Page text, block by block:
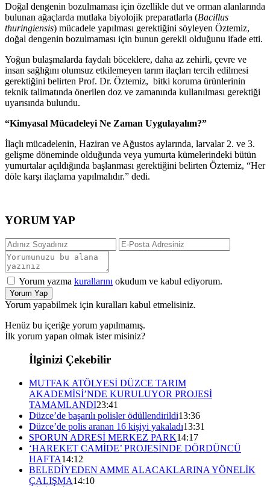
Doğal dengenin bozulmaması için özellikle dut ve orman alanlarında
bulunan ağaçlarda mutlaka biyolojik preparatlarla (Bacillus
thuringiensis) mücadele yapılması gerektiğini söyleyen Öztemiz,
doğal dengenin bozulmaması için bunun gerekli olduğunu ifade etti.
Yoğun bulaşmalarda faydalı böceklere, daha az zehirli, çevre ve
insan sağlığını olumsuz etkilemeyen tarım ilaçları tercih edilmesi
gerektiğini belirten Prof. Dr. Öztemiz, bitki koruma ürünlerinin
teknik talimatında önerilen doz ve zamanında kullanılması gerektiği
uyarısında bulundu.
“Kimyasal Mücadeleyi Ne Zaman Uygulayalım?”
İlaçlı mücadelenin, Haziran ve Ağustos aylarında, larvalar 2. ve 3.
gelişme döneminde olduğunda veya yumurta kümelerindeki bütün
yumurtalar açıldığında başlanması gerektiğini belirten Öztemiz, “Her
döle karşı ilaçlama yapılmalıdır.” dedi.
YORUM YAP
Yorum yazma kurallarını okudum ve kabul ediyorum.
Yorum Yap
Yorum yapabilmek için kuralları kabul etmelisiniz.
Henüz bu içeriğe yorum yapılmamış.
İlk yorum yapan olmak ister misiniz?
İlginizi Çekebilir
MUTFAK ATÖLYESİ DÜZCE TARIM
AKADEMİSİ’NDE KURULUYOR PROJESİ
TAMAMLANDI23:41
Düzce’de başarılı polisler ödüllendirildi13:36
Düzce’de polis aranan 16 kişiyi yakaladı13:31
SPORUN ADRESİ MERKEZ PARK14:17
‘HAREKET CAMİDE’ PROJESİNDE DÖRDÜNCÜ
HAFTA14:12
BELEDİYEDEN AMME ALACAKLARINA YÖNELİK
ÇALIŞMA14:10